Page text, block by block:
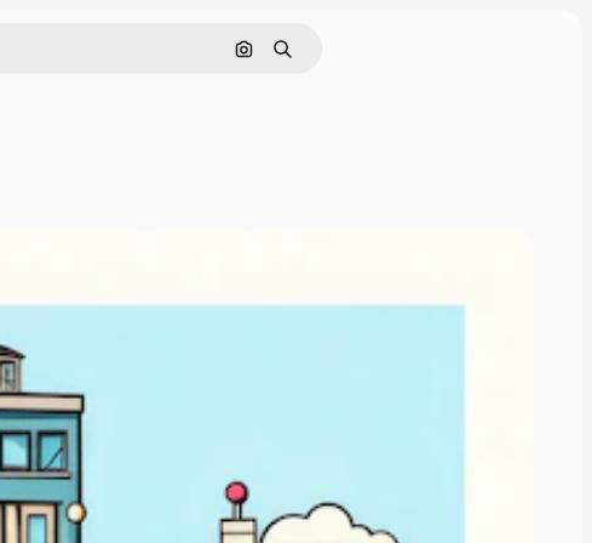
Zoeken op afbeelding
Zoeken